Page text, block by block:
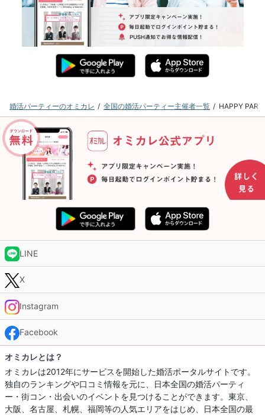
婚活パーティーのオミカレ 全国の婚活パーティー主催者一覧 HAPPY
LINE
X
Instagram
Facebook
オミカレとは？
オミカレは2012年にサービスを開始した婚活ポータルサイトです。
独自のランキングや口コミ情報を元に、日本全国の婚活パーティ
ー・街コン・出会いのイベントを見つけることができます。東京、
大阪、名古屋、札幌、福岡等の人気エリアをはじめ、日本全国の最